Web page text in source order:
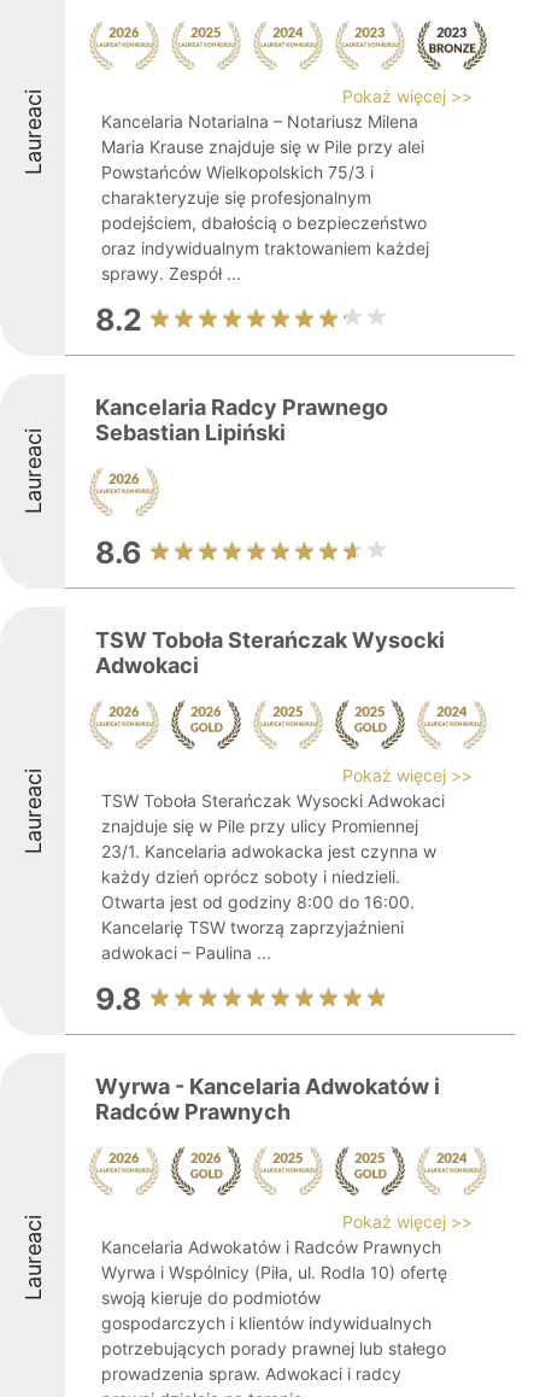
Laureaci
Pokaż więcej >>
Kancelaria Notarialna – Notariusz Milena
Maria Krause znajduje się w Pile przy alei
Powstańców Wielkopolskich 75/3 i
charakteryzuje się profesjonalnym
podejściem, dbałością o bezpieczeństwo
oraz indywidualnym traktowaniem każdej
sprawy. Zespół ...
8.2
Laureaci
Kancelaria Radcy Prawnego
Sebastian Lipiński
8.6
Laureaci
TSW Toboła Sterańczak Wysocki
Adwokaci
Pokaż więcej >>
TSW Toboła Sterańczak Wysocki Adwokaci
znajduje się w Pile przy ulicy Promiennej
23/1. Kancelaria adwokacka jest czynna w
każdy dzień oprócz soboty i niedzieli.
Otwarta jest od godziny 8:00 do 16:00.
Kancelarię TSW tworzą zaprzyjaźnieni
adwokaci – Paulina ...
9.8
Laureaci
Wyrwa - Kancelaria Adwokatów i
Radców Prawnych
Pokaż więcej >>
Kancelaria Adwokatów i Radców Prawnych
Wyrwa i Wspólnicy (Piła, ul. Rodla 10) ofertę
swoją kieruje do podmiotów
gospodarczych i klientów indywidualnych
potrzebujących porady prawnej lub stałego
prowadzenia spraw. Adwokaci i radcy